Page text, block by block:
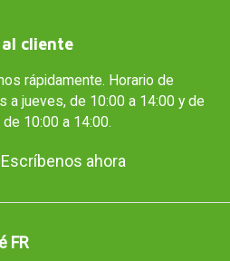
cliente
rápidamente. Horario de
a jueves, de 10:00 a 14:00 y de
10:00 a 14:00.
Escríbenos ahora
FR